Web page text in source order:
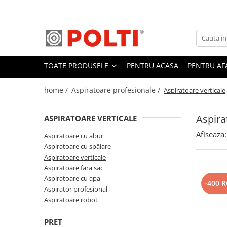
Toate Produsele
Aparate Medicale
Aspiratoare profesionale
Aspiratoare cu abur
Aspiratoare cu spălare
Aspiratoare cu apa
Aspirator profesional
Aspiratoare robot
Masa | Statie de calcat
Aparate de calcat vertical
Mese de calcat profesionale
TOATE PRODUSELE PENTRU ACASA PENTRU
home / Aspiratoare profesionale / Aspiratoare verticale
ASPIRATOARE VERTICALE
Aspiratoare cu abur
Aspiratoare cu spălare
Aspiratoare verticale
Aspiratoare fara sac
Aspiratoare cu apa
Aspirator profesional
Aspiratoare robot
PRET
Afiseaza:
-400